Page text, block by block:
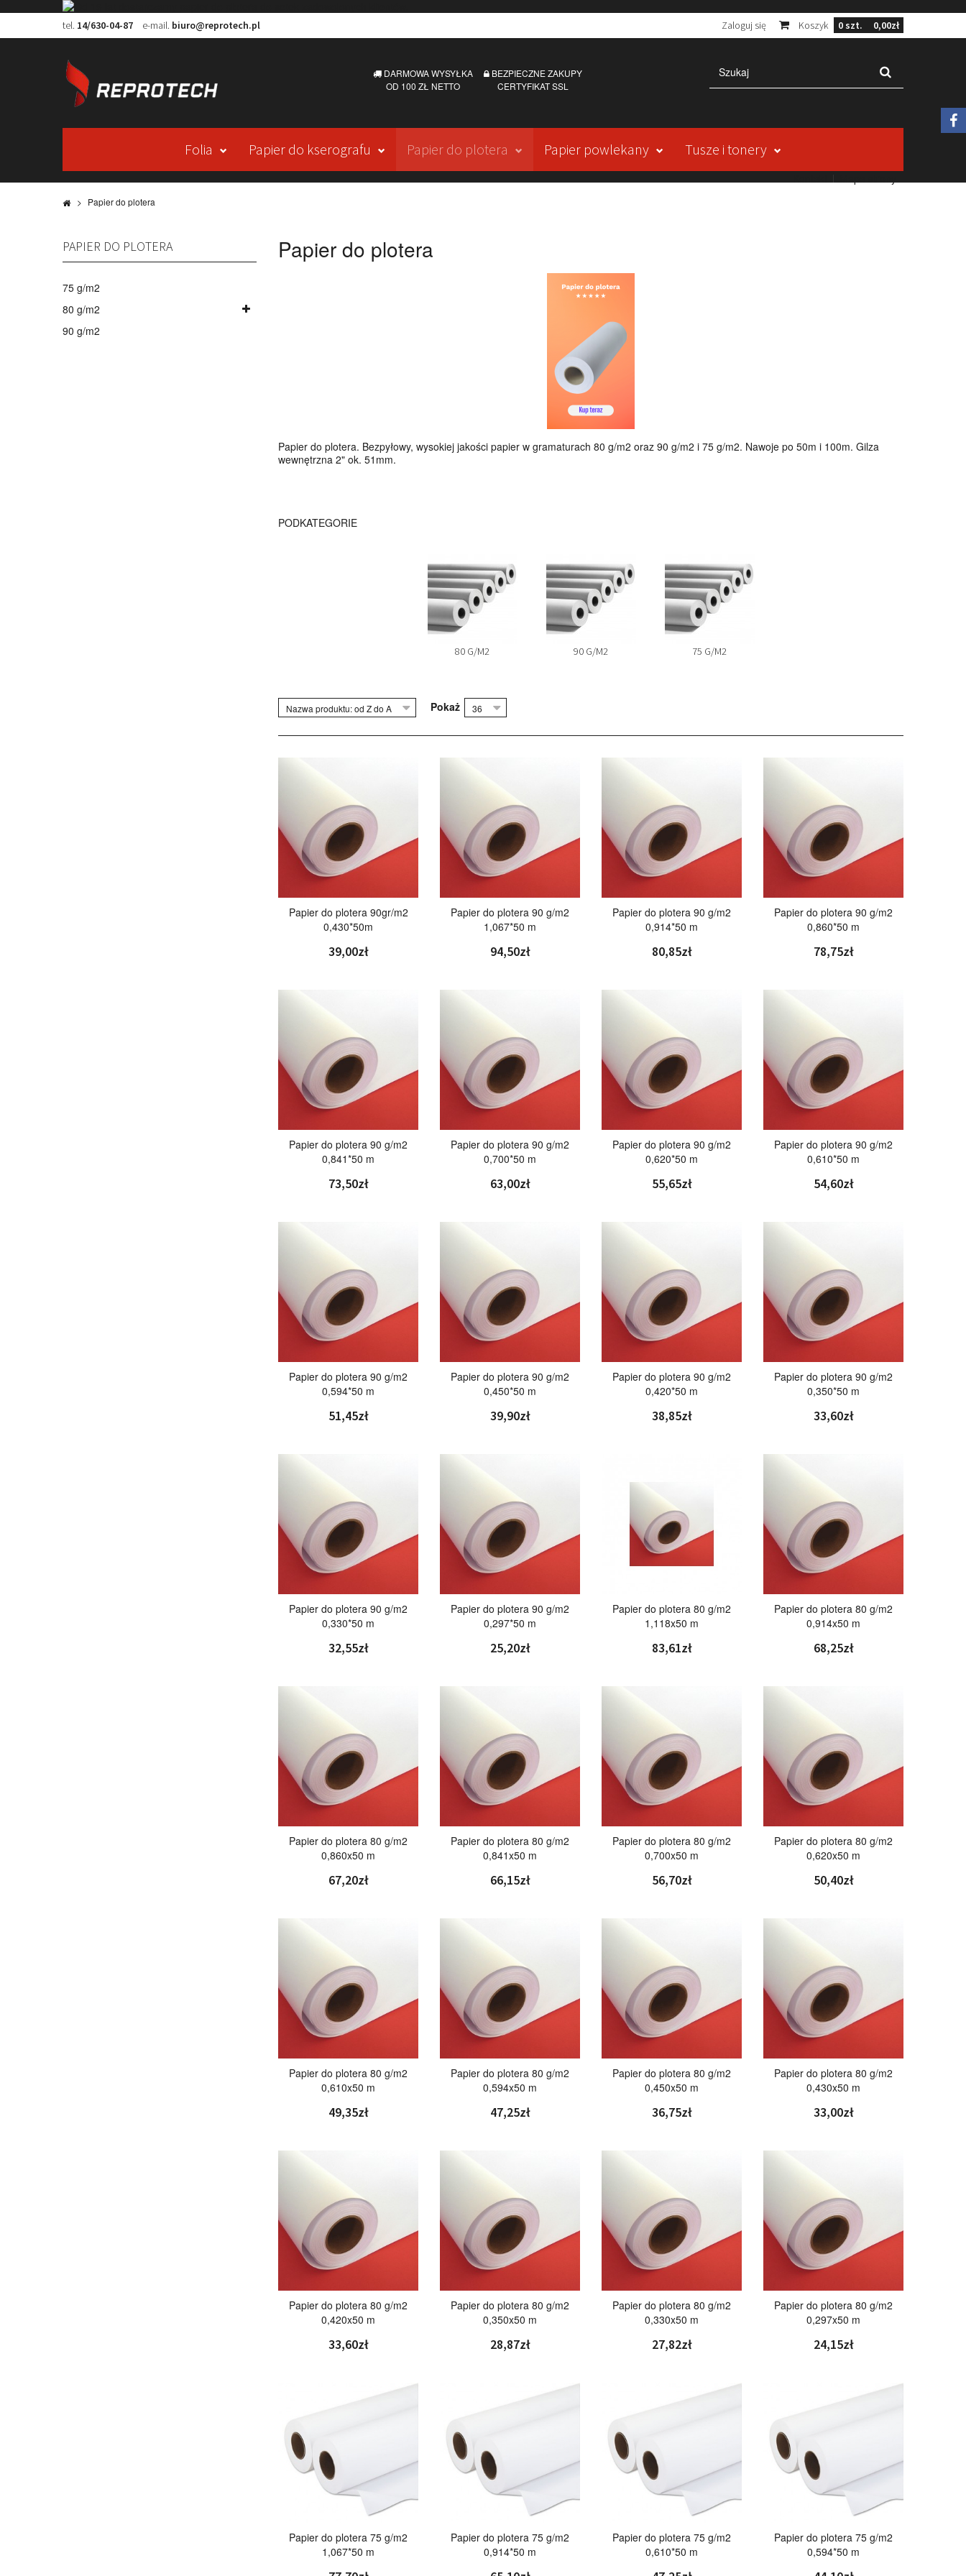
Koszyk 0 szt. 0,00zł
Zaloguj się
tel. 14/630-04-87 e-mail. biuro@reprotech.pl
DARMOWA WYSYŁKA
OD 100 ZŁ NETTO
BEZPIECZNE ZAKUPY
CERTYFIKAT SSL
Folia Papier do kserografu Papier do plotera Papier powlekany Tusze i tonery
> Papier do plotera
PAPIER DO PLOTERA
75 g/m2
80 g/m2
90 g/m2
Papier do plotera
Papier do plotera. Bezpyłowy, wysokiej jakości papier w gramaturach 80 g/m2 oraz 90 g/m2 i 75 g/m2. Nawoje po 50m i 100m. Gilza
wewnętrzna 2" ok. 51mm.
PODKATEGORIE
80 G/M2 90 G/M2 75 G/M2
Nazwa produktu: od Z do A Pokaż 36
Papier do plotera 90gr/m2
0,430*50m
39,00zł
Papier do plotera 90 g/m2
1,067*50 m
94,50zł
Papier do plotera 90 g/m2
0,914*50 m
80,85zł
Papier do plotera 90 g/m2
0,860*50 m
78,75zł
Papier do plotera 90 g/m2
0,841*50 m
73,50zł
Papier do plotera 90 g/m2
0,700*50 m
63,00zł
Papier do plotera 90 g/m2
0,620*50 m
55,65zł
Papier do plotera 90 g/m2
0,610*50 m
54,60zł
Papier do plotera 90 g/m2
0,594*50 m
51,45zł
Papier do plotera 90 g/m2
0,450*50 m
39,90zł
Papier do plotera 90 g/m2
0,420*50 m
38,85zł
Papier do plotera 90 g/m2
0,350*50 m
33,60zł
Papier do plotera 90 g/m2
0,330*50 m
32,55zł
Papier do plotera 90 g/m2
0,297*50 m
25,20zł
Papier do plotera 80 g/m2
1,118x50 m
83,61zł
Papier do plotera 80 g/m2
0,914x50 m
68,25zł
Papier do plotera 80 g/m2
0,860x50 m
67,20zł
Papier do plotera 80 g/m2
0,841x50 m
66,15zł
Papier do plotera 80 g/m2
0,700x50 m
56,70zł
Papier do plotera 80 g/m2
0,620x50 m
50,40zł
Papier do plotera 80 g/m2
0,610x50 m
49,35zł
Papier do plotera 80 g/m2
0,594x50 m
47,25zł
Papier do plotera 80 g/m2
0,450x50 m
36,75zł
Papier do plotera 80 g/m2
0,430x50 m
33,00zł
Papier do plotera 80 g/m2
0,420x50 m
33,60zł
Papier do plotera 80 g/m2
0,350x50 m
28,87zł
Papier do plotera 80 g/m2
0,330x50 m
27,82zł
Papier do plotera 80 g/m2
0,297x50 m
24,15zł
Papier do plotera 75 g/m2
1,067*50 m
Papier do plotera 75 g/m2
0,914*50 m
Papier do plotera 75 g/m2
0,610*50 m
Papier do plotera 75 g/m2
0,594*50 m